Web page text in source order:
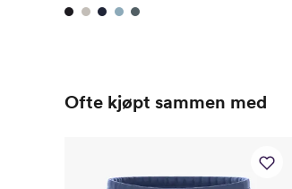
Ofte kjøpt sammen med